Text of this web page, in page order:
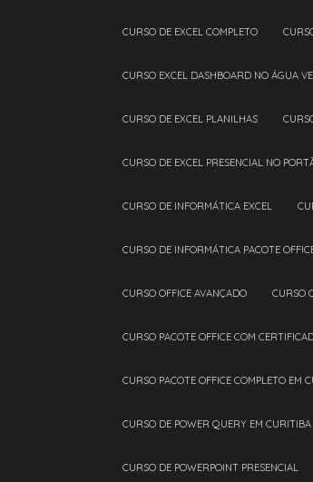
CURSO DE EXCEL COMPLETO
CURSO EXCEL DASHBOARD NO ÁGUA
CURSO DE EXCEL PLANILHAS
CURSO DE EXCEL PRESENCIAL NO
CURSO DE INFORMÁTICA EXCEL
CURSO DE INFORMÁTICA PACOTE
CURSO OFFICE AVANÇADO CURSO
CURSO PACOTE OFFICE COM
CURSO PACOTE OFFICE COMPLETO EM
CURSO DE POWER QUERY EM CURITIBA
CURSO DE POWERPOINT PRESENCIAL